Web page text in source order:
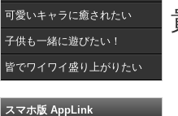
可愛いキャラに癒されたい
子供も一緒に遊びたい！
皆でワイワイ盛り上がりたい
スマホ版 AppLink